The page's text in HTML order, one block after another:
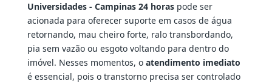
Universidades - Campinas 24 horaspode ser
acionada para oferecer suporte em casos de água
retornando, mau cheiro forte, ralo transbordando,
pia sem vazão ou esgoto voltando para dentro do
imóvel. Nesses momentos, o atendimento imediato
é essencial, pois o transtorno precisa ser controlado